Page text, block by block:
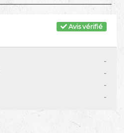
Avis vérifié
-
-
-
-